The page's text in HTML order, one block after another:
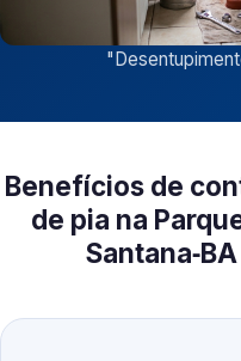
"
Benefícios de
de pia na